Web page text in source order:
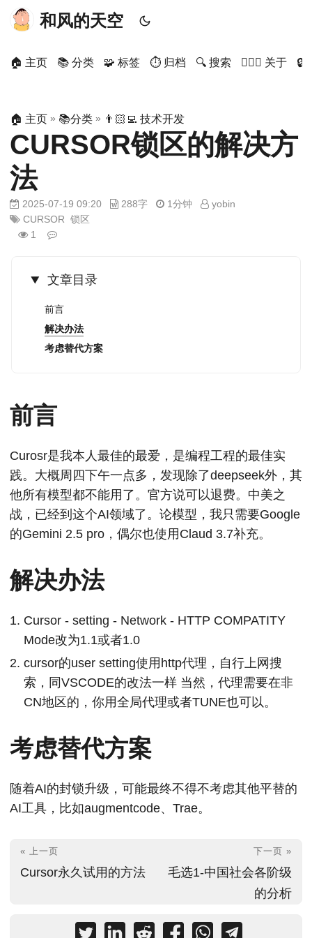
和风的天空
🏠 主页 📚 分类 🧩 标签 ⏱ 归档 🔍 搜索 🙋🏻‍♂️ 关于 🔒
🏠 主页 » 📚分类 » 👨🏻‍💻 技术开发
CURSOR锁区的解决方
法
2025-07-19 09:20 288字 1分钟
yobin
CURSOR 锁区
1
文章目录
前言
解决办法
考虑替代方案
前言
Curosr是我本人最佳的最爱，是编程工程的最佳实
践。大概周四下午一点多，发现除了deepseek外，其
他所有模型都不能用了。官方说可以退费。中美之
战，已经到这个AI领域了。论模型，我只需要Google
的Gemini 2.5 pro，偶尔也使用Claud 3.7补充。
解决办法
Cursor - setting - Network - HTTP COMPATITY
Mode改为1.1或者1.0
cursor的user setting使用http代理，自行上网搜
索，同VSCODE的改法一样 当然，代理需要在非
CN地区的，你用全局代理或者TUNE也可以。
考虑替代方案
随着AI的封锁升级，可能最终不得不考虑其他平替的
AI工具，比如augmentcode、Trae。
« 上一页
Cursor永久试用的方法
下一页 »
毛选1-中国社会各阶级
的分析